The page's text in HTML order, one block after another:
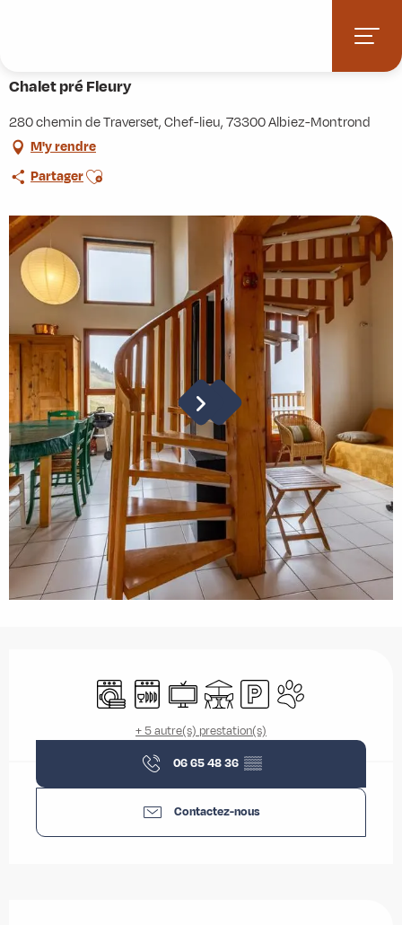
Chalet pré Fleury
280 chemin de Traverset, Chef-lieu, 73300 Albiez-Montrond
M'y rendre
PartagerAjouter aux favoris
Lave lingeLave vaisselle
TélévisionTerrasseParkingAnimaux acceptés
+ 5 autre(s) prestation(s)
06 65 48 36 ▒▒
Contactez-nous